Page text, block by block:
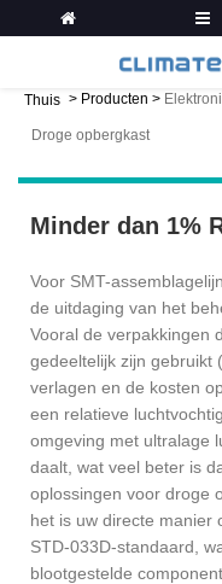
Thuis > Producten >
Droge opbergkast
Minder dan 1%
Voor SMT-
de uitdaging van het
Vooral de verpakkingen
gedeeltelijk zijn gebruikt
verlagen en de kosten
een relatieve
omgeving met ultralage
daalt, wat veel beter is
oplossingen voor droge
het is uw directe manier
STD-033D-standaard,
blootgestelde